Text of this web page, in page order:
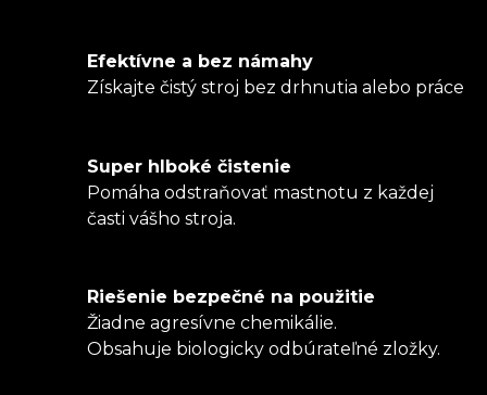
Efektívne a bez námahy
Získajte čistý stroj bez drhnutia alebo práce
Super hlboké čistenie
Pomáha odstraňovať mastnotu z každej
časti vášho stroja.
Riešenie bezpečné na použitie
Žiadne agresívne chemikálie.
Obsahuje biologicky odbúrateľné zložky.